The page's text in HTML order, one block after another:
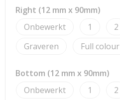
Right (12 mm x 90mm)
Onbewerkt
1 2
Graveren
Full colour
Bottom (12 mm x 90mm)
Onbewerkt
1 2